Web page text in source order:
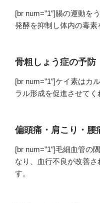
[br num=”1″]腸の運動を
発酵を抑制し体内の毒素
骨粗しょう症の予防
[br num=”1″]ケイ素はカ
ラル形成を促進させてく
偏頭痛・肩こり・腰
[br num=”1″]毛細血管の
なり、血行不良が改善
す。